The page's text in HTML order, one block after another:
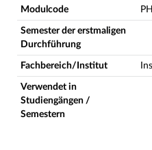
Modulcode
Semester der erstmaligen
Durchführung
Fachbereich/Institut
Verwendet in
Studiengängen /
Semestern